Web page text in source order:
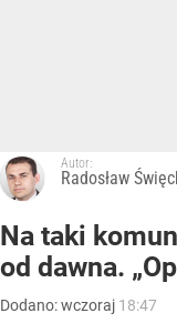
Autor:
Radosław
Na taki
od dawna.
Dodano:wczoraj 18:47